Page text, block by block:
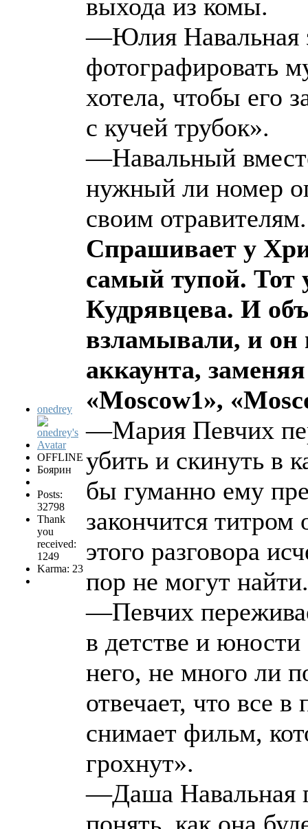
onedrey
OFFLINE
Боярин
Posts:
32798
Thank
you
received:
1249
Karma: 23
выхода из комы.
—Юлия Навальная
фотографировать
хотела, чтобы его
с кучей трубок».
—Навальный
нужный ли номер
своим
Спрашивает у
самый тупой. Тот
Кудрявцева. И
взламывали, и он
аккаунта,
«Moscow1»,
—Мария Певчих
убить и скинуть в
бы гуманно ему
закончится титром
этого разговора
пор не могут найти.
—Певчих
в детстве и
него, не много ли
отвечает, что все
снимает фильм,
грохнут».
—Даша Навальная